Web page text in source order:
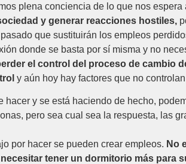
plena conciencia de lo que nos
y generar reacciones hostiles,
que sustituirán los empleos
donde se basta por sí misma y no
el control del proceso de cambio
y aún hoy hay factores que no
y se está haciendo de hecho,
pero sea cual sea la respuesta, las
por hacer se pueden crear empleos. No
tener un dormitorio más para